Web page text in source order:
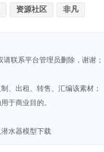
资源社区 非凡
联系平台管理员删除，谢谢；
、出租、转售、汇编该素材；
于商业目的。
水器模型下载